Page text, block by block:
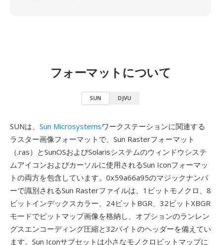
フォーマットについて
SUN DJVU
SUNは、 Sun Microsystemsワークステーションに関連する
ラスター画像フォーマットで、Sun Rasterフォーマット
（.ras）とSunOSおよびSolarisシステムのウィンドウシステ
ムアイコンおよびカーソルに使用されるSun Iconフォーマッ
トの両方を包含しています。0x59a66a95のマジックナンバ
ーで識別されるSun Rasterファイルは、1ビットモノクロ、8
ビットインデックスカラー、24ビットBGR、32ビットXBGR
モードでビットマップ画像を格納し、オプションのランレン
グスエンコーディング圧縮と32バイトのヘッダーを備えてい
ます。Sun Iconサブセットは小さなモノクロビットマップに